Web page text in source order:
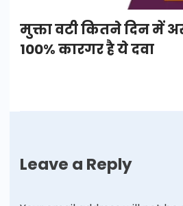
मुक्ता वटी कितने दिन में
100% कारगर है ये दवा
Leave a Reply